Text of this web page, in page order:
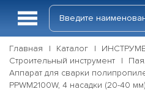
Главная Каталог
Строительный инструмент
Аппарат для сварки
PPWM2100W, 4 насадки (20-40 мм)